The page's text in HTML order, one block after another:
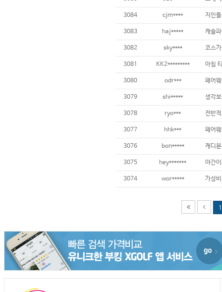
3084 cjm****
3083 haj***** 캐슬
3082 sky****
3081 KK2*********
3080 odr*** 페어
3079 shi*****
3078 ryo***
3077 hhk***
3076 bon*****
3075 hey*******
3074 wor*****
1